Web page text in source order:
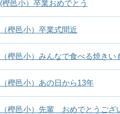
(樫邑小）卒業おめでとう
（樫邑小）卒業式間近
（樫邑小）みんなで食べる焼きい
（樫邑小）あの日から13年
（樫邑小）先輩 おめでとうござ